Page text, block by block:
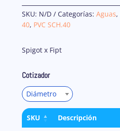
SKU: N/D Categorías: Aguas,
40, PVC SCH.40
Spigot x Fipt
Cotizador
Diámetro
SKU Descripción